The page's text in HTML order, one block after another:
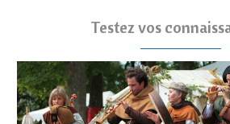
Testez vos